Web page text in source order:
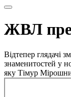
ЖВЛ
Відтепер глядачі
знаменитостей у
яку Тімур